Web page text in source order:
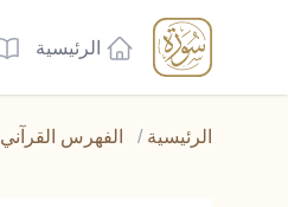
الرئيسية
الرئيسية / الفهرس القرآني